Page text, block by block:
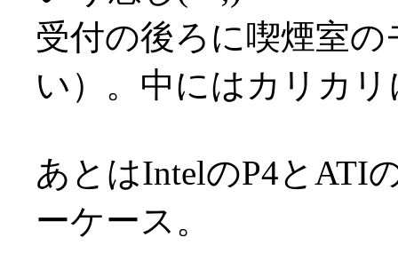
受付の後ろに喫煙室
い）。中にはカリカ
あとはIntelのP4とATI
ーケース。